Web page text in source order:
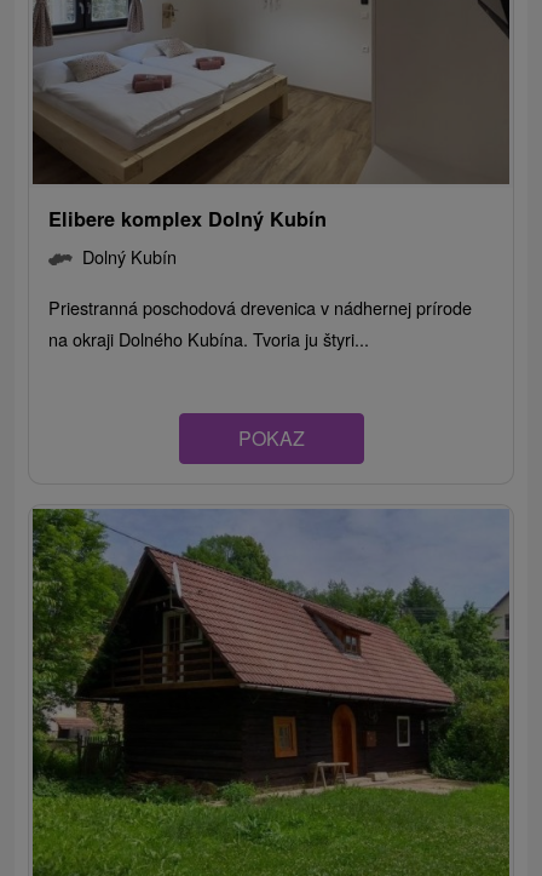
Elibere komplex Dolný Kubín
Dolný Kubín
Priestranná poschodová drevenica v nádhernej prírode
na okraji Dolného Kubína. Tvoria ju štyri...
POKAZ